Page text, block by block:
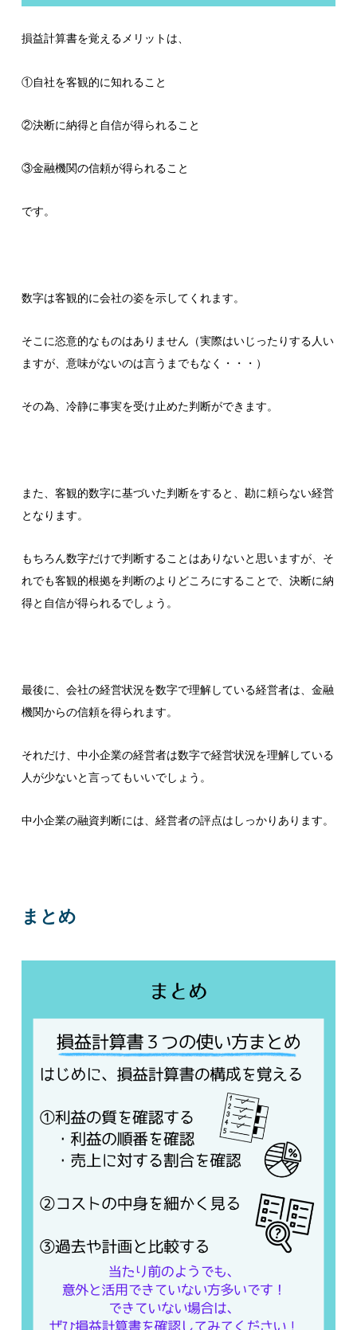
損益計算書を覚えるメリットは、
①自社を客観的に知れること
②決断に納得と自信が得られること
③金融機関の信頼が得られること
です。
数字は客観的に会社の姿を示してくれます。
そこに恣意的なものはありません（実際はいじったりする人い
ますが、意味がないのは言うまでもなく・・・）
その為、冷静に事実を受け止めた判断ができます。
また、客観的数字に基づいた判断をすると、勘に頼らない経営
となります。
もちろん数字だけで判断することはありないと思いますが、そ
れでも客観的根拠を判断のよりどころにすることで、決断に納
得と自信が得られるでしょう。
最後に、会社の経営状況を数字で理解している経営者は、金融
機関からの信頼を得られます。
それだけ、中小企業の経営者は数字で経営状況を理解している
人が少ないと言ってもいいでしょう。
中小企業の融資判断には、経営者の評点はしっかりあります。
まとめ